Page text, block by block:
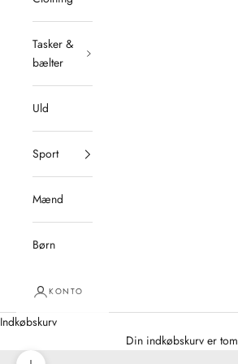
Tasker &
bælter
Uld
Sport
Mænd
Børn
KONTO
Indkøbskurv
Din indkøbskurv er tom